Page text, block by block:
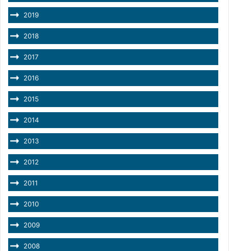
2019
2018
2017
2016
2015
2014
2013
2012
2011
2010
2009
2008